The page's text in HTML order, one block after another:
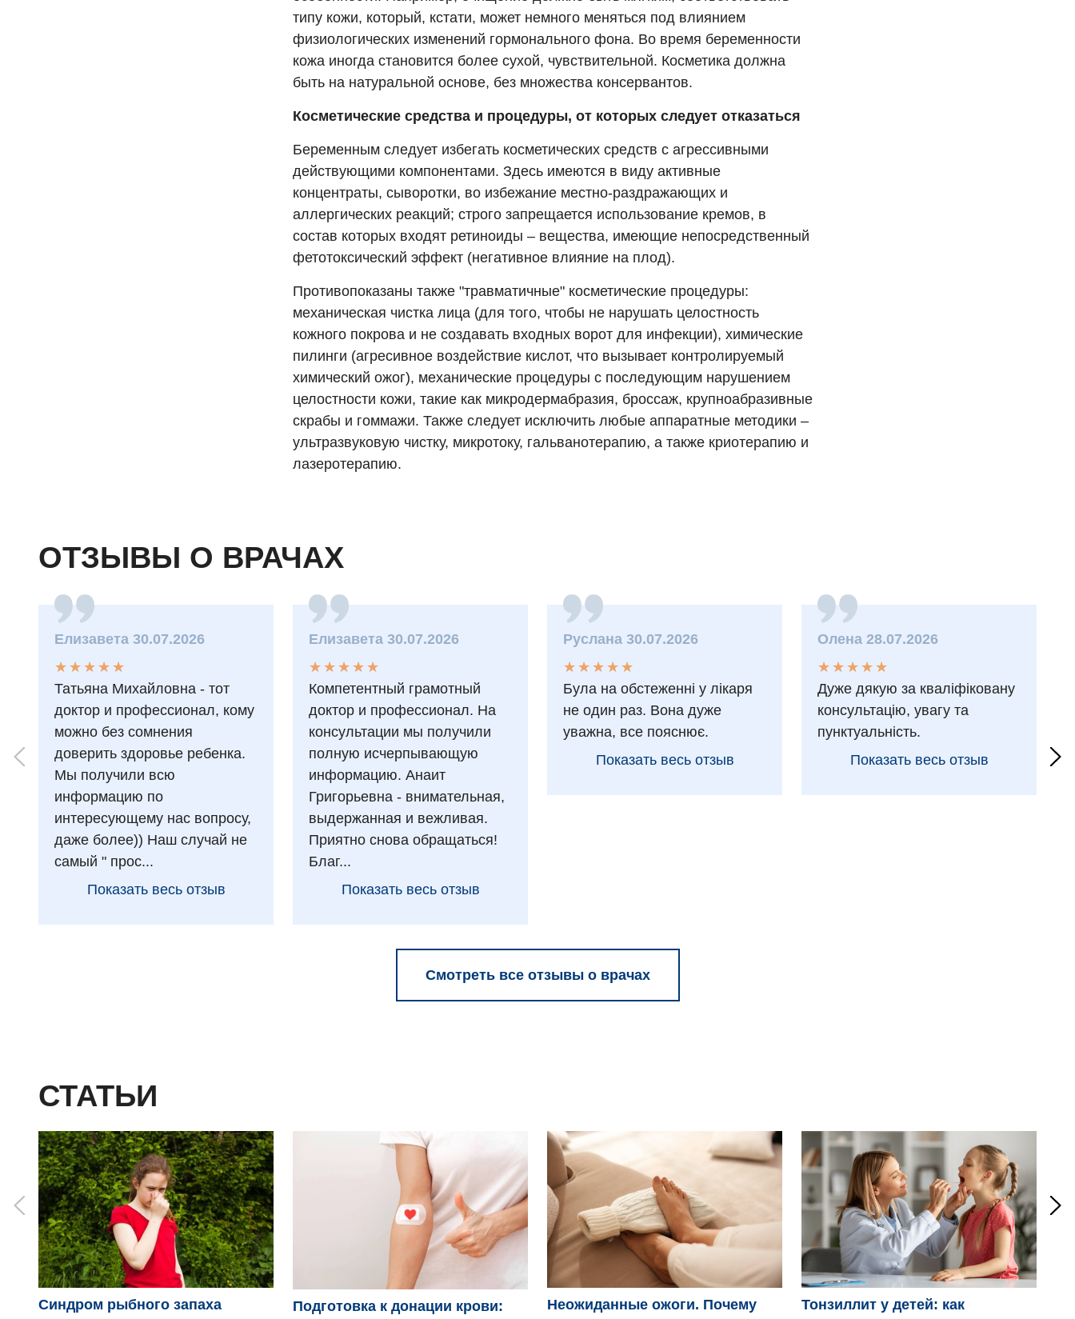
типу кожи, который, кстати, может немного меняться под влиянием
физиологических изменений гормонального фона. Во время беременности
кожа иногда становится более сухой, чувствительной. Косметика должна
быть на натуральной основе, без множества консервантов.
Косметические средства и процедуры, от которых следует отказаться
Беременным следует избегать косметических средств с агрессивными
действующими компонентами. Здесь имеются в виду активные
концентраты, сыворотки, во избежание местно-раздражающих и
аллергических реакций; строго запрещается использование кремов, в
состав которых входят ретиноиды – вещества, имеющие непосредственный
фетотоксический эффект (негативное влияние на плод).
Противопоказаны также "травматичные" косметические процедуры:
механическая чистка лица (для того, чтобы не нарушать целостность
кожного покрова и не создавать входных ворот для инфекции), химические
пилинги (агресивное воздействие кислот, что вызывает контролируемый
химический ожог), механические процедуры с последующим нарушением
целостности кожи, такие как микродермабразия, броссаж, крупноабразивные
скрабы и гоммажи. Также следует исключить любые аппаратные методики –
ультразвуковую чистку, микротоку, гальванотерапию, а также криотерапию и
лазеротерапию.
ОТЗЫВЫ О ВРАЧАХ
Елизавета 30.07.2026
★
★
★
★
★
★ ★ ★ ★ ★
Татьяна Михайловна - тот
доктор и профессионал, кому
можно без сомнения
доверить здоровье ребенка.
Мы получили всю
информацию по
интересующему нас вопросу,
даже более)) Наш случай не
самый " прос...
Показать весь отзыв
Елизавета 30.07.2026
★
★
★
★
★
★ ★ ★ ★ ★
Компетентный грамотный
доктор и профессионал. На
консультации мы получили
полную исчерпывающую
информацию. Анаит
Григорьевна - внимательная,
выдержанная и вежливая.
Приятно снова обращаться!
Благ...
Показать весь отзыв
Руслана 30.07.2026
★
★
★
★
★
★ ★ ★ ★ ★
Була на обстеженні у лікаря
не один раз. Вона дуже
уважна, все пояснює.
Показать весь отзыв
Олена 28.07.2026
★
★
★
★
★
★ ★ ★ ★ ★
Дуже дякую за кваліфіковану
консультацію, увагу та
пунктуальність.
Показать весь отзыв
Смотреть все отзывы о врачах
СТАТЬИ
Синдром рыбного запаха
Подготовка к донации крови:
Неожиданные ожоги. Почему
Тонзиллит у детей: как